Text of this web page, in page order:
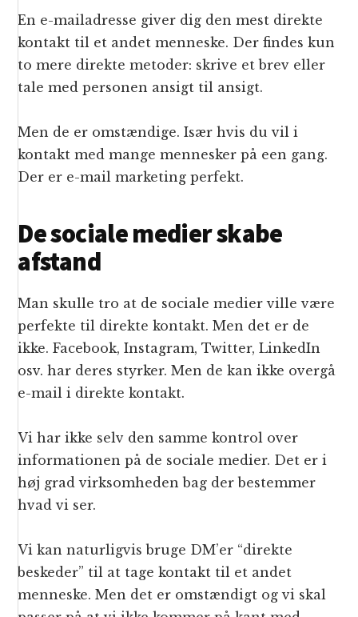
En e-mailadresse giver dig den mest direkte
kontakt til et andet menneske. Der findes kun
to mere direkte metoder: skrive et brev eller
tale med personen ansigt til ansigt.
Men de er omstændige. Især hvis du vil i
kontakt med mange mennesker på een gang.
Der er e-mail marketing perfekt.
De sociale medier skabe
afstand
Man skulle tro at de sociale medier ville være
perfekte til direkte kontakt. Men det er de
ikke. Facebook, Instagram, Twitter, LinkedIn
osv. har deres styrker. Men de kan ikke overgå
e-mail i direkte kontakt.
Vi har ikke selv den samme kontrol over
informationen på de sociale medier. Det er i
høj grad virksomheden bag der bestemmer
hvad vi ser.
Vi kan naturligvis bruge DM’er “direkte
beskeder” til at tage kontakt til et andet
menneske. Men det er omstændigt og vi skal